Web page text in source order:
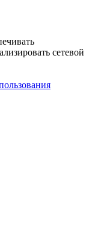
сетевой